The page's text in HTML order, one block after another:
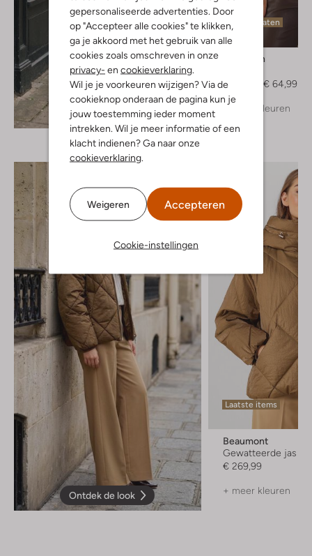
gepersonaliseerde advertenties. Door
op "Accepteer alle cookies" te klikken,
ga je akkoord met het gebruik van alle
cookies zoals omschreven in onze
privacy- en cookieverklaring.
Wil je je voorkeuren wijzigen? Via de
cookieknop onderaan de pagina kun je
jouw toestemming ieder moment
intrekken. Wil je meer informatie of een
klacht indienen? Ga naar onze
cookieverklaring.
Weigeren Accepteren
Cookie-instellingen
Ontdek de look
Laatste maten
-50%
Est'seven
€ 129,99
€ 64,99
+ meer kleuren
Ontdek de look
Laatste items
Beaumont
Gewatteerde jas
€ 269,99
+ meer kleuren